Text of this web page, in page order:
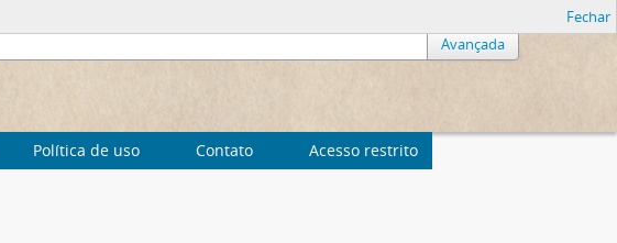
Avançada
Política de uso Contato Acesso restrito
Fechar